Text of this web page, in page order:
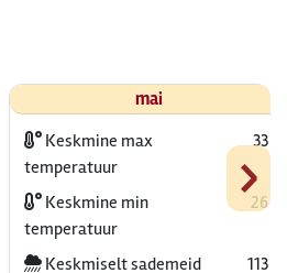
›
mai
Keskmine max
temperatuur
33
Keskmine min
temperatuur
26
Keskmiselt sademeid
113